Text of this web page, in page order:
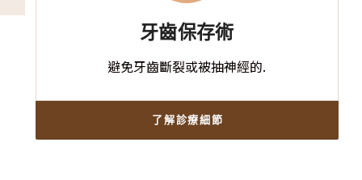
牙齒保存術
避免牙齒斷裂或被抽神經的.
了解診療細節